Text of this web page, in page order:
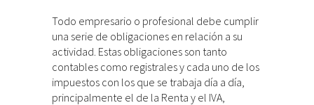
Todo empresario o profesional debe cumplir
una serie de obligaciones en relación a su
actividad. Estas obligaciones son tanto
contables como registrales y cada uno de los
impuestos con los que se trabaja día a día,
principalmente el de la Renta y el IVA,